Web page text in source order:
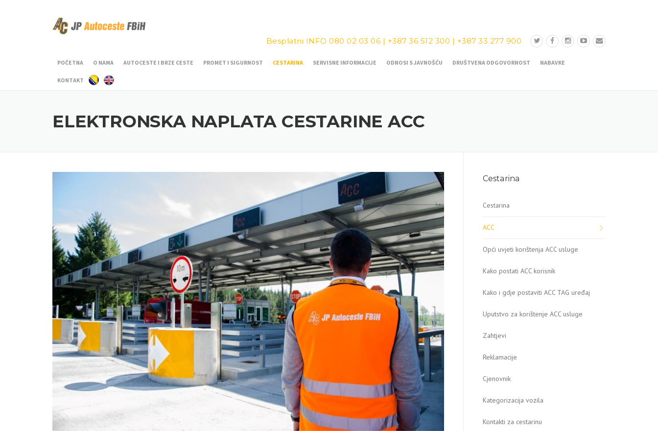
Besplatni INFO080 02 03 06 | +387 36 512 300 | +387 33 277 900
POČETNA O NAMA AUTOCESTE I BRZE CESTE PROMET I SIGURNOST CESTARINA SERVISNE INFORMACIJE ODNOSI S JAVNOŠĆU DRUŠTVENA ODGOVORNOST NABAVKE
KONTAKT
ELEKTRONSKA NAPLATA CESTARINE ACC
Cestarina
Cestarina
ACC
Opći uvjeti korištenja ACC usluge
Kako postati ACC korisnik
Kako i gdje postaviti ACC TAG uređaj
Uputstvo za korištenje ACC usluge
Zahtjevi
Reklamacije
Cjenovnik
Kategorizacija vozila
Kontakti za cestarinu